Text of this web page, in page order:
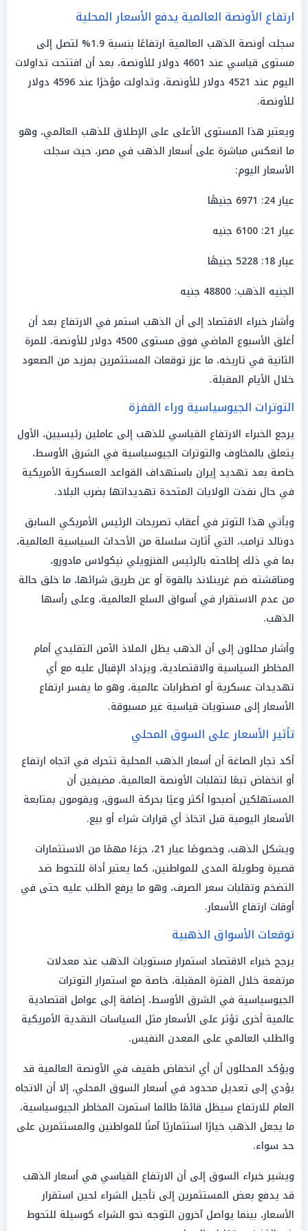
ارتفاع الأونصة العالمية يدفع الأسعار المحلية
سجلت أونصة الذهب العالمية ارتفاعًا بنسبة 1.9% لتصل إلى
مستوى قياسي عند 4601 دولار للأونصة، بعد أن افتتحت تداولات
اليوم عند 4521 دولار للأونصة، وتداولت مؤخرًا عند 4596 دولار
للأونصة.
ويعتبر هذا المستوى الأعلى على الإطلاق للذهب العالمي، وهو
ما انعكس مباشرة على أسعار الذهب في مصر، حيث سجلت
الأسعار اليوم:
عيار 24: 6971 جنيهًا
عيار 21: 6100 جنيه
عيار 18: 5228 جنيهًا
الجنيه الذهب: 48800 جنيه
وأشار خبراء الاقتصاد إلى أن الذهب استمر في الارتفاع بعد أن
أغلق الأسبوع الماضي فوق مستوى 4500 دولار للأونصة، للمرة
الثانية في تاريخه، ما عزز توقعات المستثمرين بمزيد من الصعود
خلال الأيام المقبلة.
التوترات الجيوسياسية وراء القفزة
يرجع الخبراء الارتفاع القياسي للذهب إلى عاملين رئيسيين، الأول
يتعلق بالمخاوف والتوترات الجيوسياسية في الشرق الأوسط،
خاصة بعد تهديد إيران باستهداف القواعد العسكرية الأمريكية
في حال نفذت الولايات المتحدة تهديداتها بضرب البلاد.
ويأتي هذا التوتر في أعقاب تصريحات الرئيس الأمريكي السابق
دونالد ترامب، التي أثارت سلسلة من الأحداث السياسية العالمية،
بما في ذلك إطاحته بالرئيس الفنزويلي نيكولاس مادورو،
ومناقشته ضم غرينلاند بالقوة أو عن طريق شرائها، ما خلق حالة
من عدم الاستقرار في أسواق السلع العالمية، وعلى رأسها
الذهب.
وأشار محللون إلى أن الذهب يظل الملاذ الآمن التقليدي أمام
المخاطر السياسية والاقتصادية، ويزداد الإقبال عليه مع أي
تهديدات عسكرية أو اضطرابات عالمية، وهو ما يفسر ارتفاع
الأسعار إلى مستويات قياسية غير مسبوقة.
تأثير الأسعار على السوق المحلي
أكد تجار الصاغة أن أسعار الذهب المحلية تتحرك في اتجاه ارتفاع
أو انخفاض تبعًا لتقلبات الأونصة العالمية، مضيفين أن
المستهلكين أصبحوا أكثر وعيًا بحركة السوق، ويقومون بمتابعة
الأسعار اليومية قبل اتخاذ أي قرارات شراء أو بيع.
ويشكل الذهب، وخصوصًا عيار 21، جزءًا مهمًا من الاستثمارات
قصيرة وطويلة المدى للمواطنين، كما يعتبر أداة للتحوط ضد
التضخم وتقلبات سعر الصرف، وهو ما يرفع الطلب عليه حتى في
أوقات ارتفاع الأسعار.
توقعات الأسواق الذهبية
يرجح خبراء الاقتصاد استمرار مستويات الذهب عند معدلات
مرتفعة خلال الفترة المقبلة، خاصة مع استمرار التوترات
الجيوسياسية في الشرق الأوسط، إضافة إلى عوامل اقتصادية
عالمية أخرى تؤثر على الأسعار مثل السياسات النقدية الأمريكية
والطلب العالمي على المعدن النفيس.
ويؤكد المحللون أن أي انخفاض طفيف في الأونصة العالمية قد
يؤدي إلى تعديل محدود في أسعار السوق المحلي، إلا أن الاتجاه
العام للارتفاع سيظل قائمًا طالما استمرت المخاطر الجيوسياسية،
ما يجعل الذهب خيارًا استثماريًا آمنًا للمواطنين والمستثمرين على
حد سواء.
ويشير خبراء السوق إلى أن الارتفاع القياسي في أسعار الذهب
قد يدفع بعض المستثمرين إلى تأجيل الشراء لحين استقرار
الأسعار، بينما يواصل آخرون التوجه نحو الشراء كوسيلة للتحوط